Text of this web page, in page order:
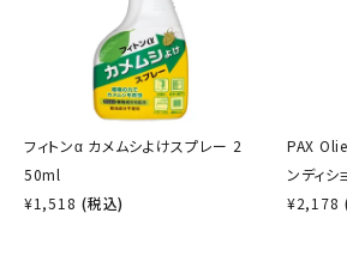
フィトンα カメムシよけスプレー 2
50ml
¥1,518 (税込)
PAX
ンディ
¥2,178